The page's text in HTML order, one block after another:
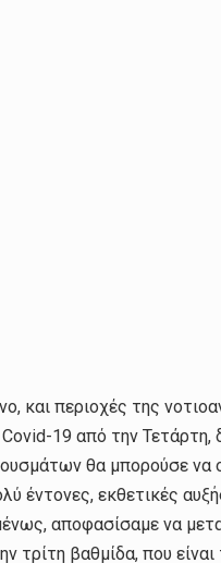
και περιοχές της
19 από την
θα μπορούσε να
έντονες, εκθετικές
αποφασίσαμε να
τρίτη βαθμίδα, που